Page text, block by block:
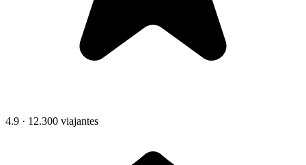
4.9 · 12.300 viajantes